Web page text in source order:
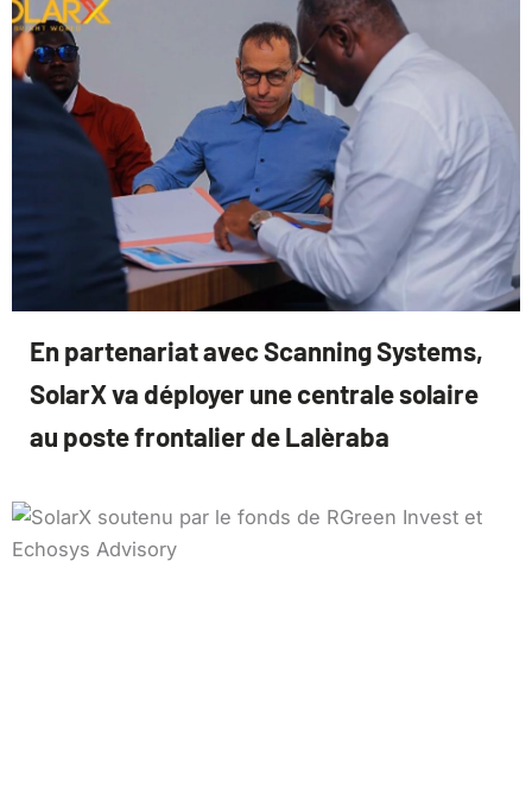
En partenariat avec Scanning Systems,
SolarX va déployer une centrale solaire
au poste frontalier de Lalèraba